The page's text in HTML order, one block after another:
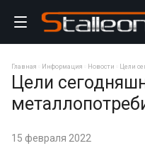
Главная Информация Новости Цели
Цели
15 февраля 2022